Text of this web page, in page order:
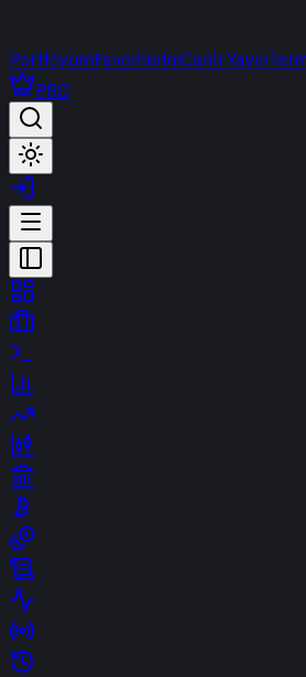
PortföyümFavorilerimCanlı Yayın
PRO